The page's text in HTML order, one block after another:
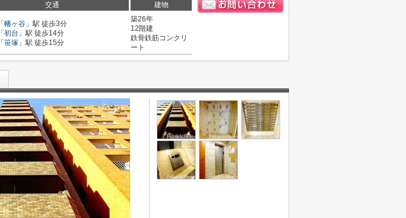
交通 建物
「 幡ヶ谷 」駅 徒歩3分
「 初台 」駅 徒歩14分
「 笹塚 」駅 徒歩15分
築26年
12階建
鉄骨鉄筋コンクリ
ート